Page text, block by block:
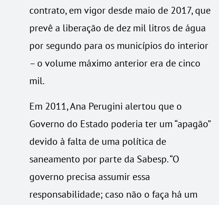
contrato, em vigor desde maio de 2017, que
prevê a liberação de dez mil litros de água
por segundo para os municípios do interior
– o volume máximo anterior era de cinco
mil.
Em 2011, Ana Perugini alertou que o
Governo do Estado poderia ter um “apagão”
devido à falta de uma política de
saneamento por parte da Sabesp. “O
governo precisa assumir essa
responsabilidade; caso não o faça há um